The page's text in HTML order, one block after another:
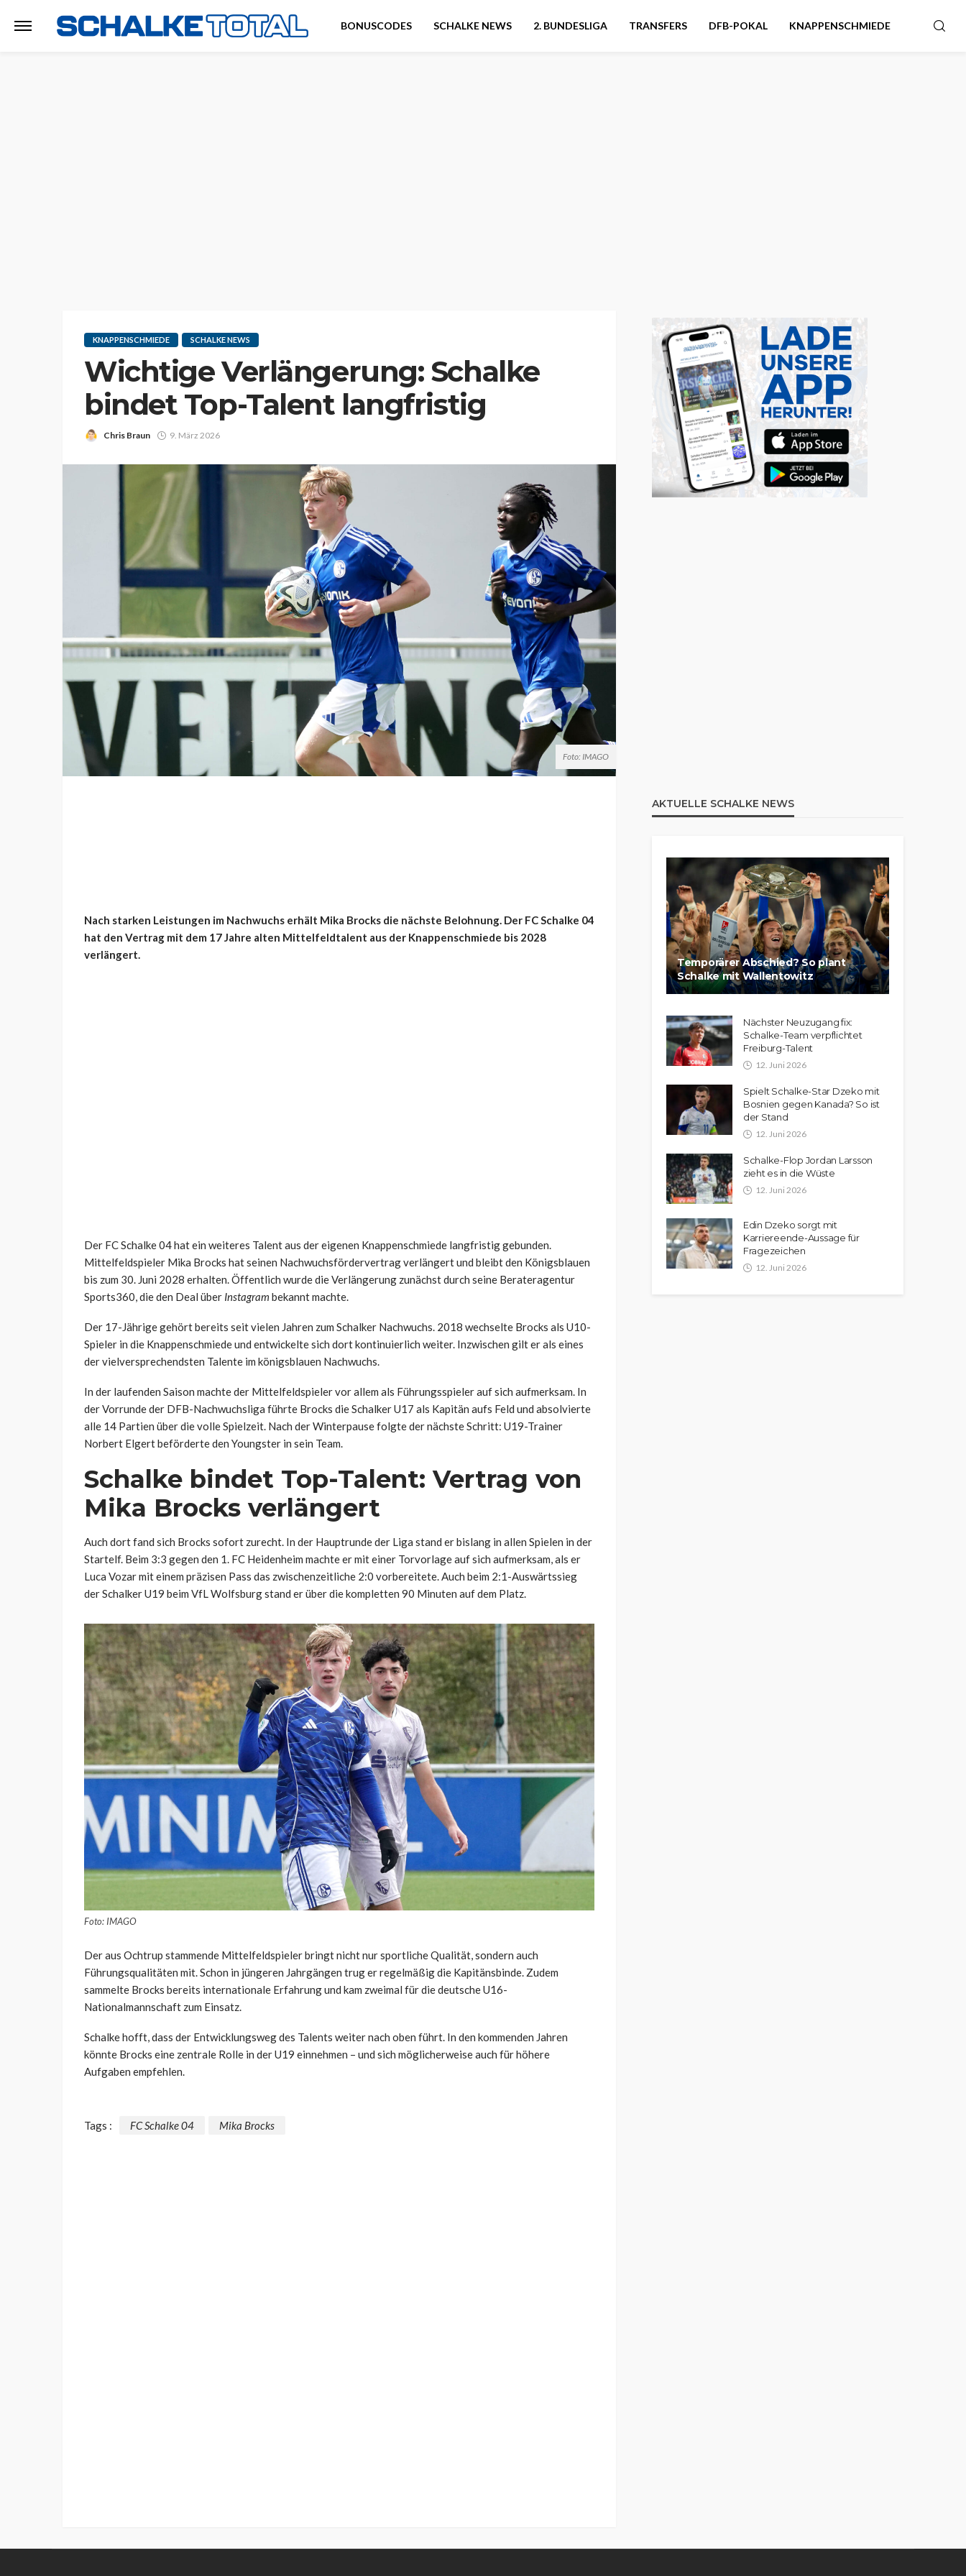
BONUSCODES SCHALKE NEWS 2. BUNDESLIGA TRANSFERS DFB-POKAL KNAPPENSCHMIEDE
KNAPPENSCHMIEDE SCHALKE NEWS
Wichtige Verlängerung: Schalke
bindet Top-Talent langfristig
Chris Braun 9. März 2026
Foto: IMAGO
Nach starken Leistungen im Nachwuchs erhält Mika Brocks die nächste Belohnung. Der FC Schalke 04
hat den Vertrag mit dem 17 Jahre alten Mittelfeldtalent aus der Knappenschmiede bis 2028
verlängert.
Der FC Schalke 04 hat ein weiteres Talent aus der eigenen Knappenschmiede langfristig gebunden.
Mittelfeldspieler Mika Brocks hat seinen Nachwuchsfördervertrag verlängert und bleibt den Königsblauen
bis zum 30. Juni 2028 erhalten. Öffentlich wurde die Verlängerung zunächst durch seine Berateragentur
Sports360, die den Deal über Instagram bekannt machte.
Der 17-Jährige gehört bereits seit vielen Jahren zum Schalker Nachwuchs. 2018 wechselte Brocks als U10-
Spieler in die Knappenschmiede und entwickelte sich dort kontinuierlich weiter. Inzwischen gilt er als eines
der vielversprechendsten Talente im königsblauen Nachwuchs.
In der laufenden Saison machte der Mittelfeldspieler vor allem als Führungsspieler auf sich aufmerksam. In
der Vorrunde der DFB-Nachwuchsliga führte Brocks die Schalker U17 als Kapitän aufs Feld und absolvierte
alle 14 Partien über die volle Spielzeit. Nach der Winterpause folgte der nächste Schritt: U19-Trainer
Norbert Elgert beförderte den Youngster in sein Team.
Schalke bindet Top-Talent: Vertrag von
Mika Brocks verlängert
Auch dort fand sich Brocks sofort zurecht. In der Hauptrunde der Liga stand er bislang in allen Spielen in der
Startelf. Beim 3:3 gegen den 1. FC Heidenheim machte er mit einer Torvorlage auf sich aufmerksam, als er
Luca Vozar mit einem präzisen Pass das zwischenzeitliche 2:0 vorbereitete. Auch beim 2:1-Auswärtssieg
der Schalker U19 beim VfL Wolfsburg stand er über die kompletten 90 Minuten auf dem Platz.
Foto: IMAGO
Der aus Ochtrup stammende Mittelfeldspieler bringt nicht nur sportliche Qualität, sondern auch
Führungsqualitäten mit. Schon in jüngeren Jahrgängen trug er regelmäßig die Kapitänsbinde. Zudem
sammelte Brocks bereits internationale Erfahrung und kam zweimal für die deutsche U16-
Nationalmannschaft zum Einsatz.
Schalke hofft, dass der Entwicklungsweg des Talents weiter nach oben führt. In den kommenden Jahren
könnte Brocks eine zentrale Rolle in der U19 einnehmen – und sich möglicherweise auch für höhere
Aufgaben empfehlen.
Tags : FC Schalke 04 Mika Brocks
AKTUELLE SCHALKE NEWS
Temporärer Abschied? So plant
Schalke mit Wallentowitz
Nächster Neuzugang fix:
Schalke-Team verpflichtet
Freiburg-Talent
12. Juni 2026
Spielt Schalke-Star Dzeko mit
Bosnien gegen Kanada? So ist
der Stand
12. Juni 2026
Schalke-Flop Jordan Larsson
zieht es in die Wüste
12. Juni 2026
Edin Dzeko sorgt mit
Karriereende-Aussage für
Fragezeichen
12. Juni 2026